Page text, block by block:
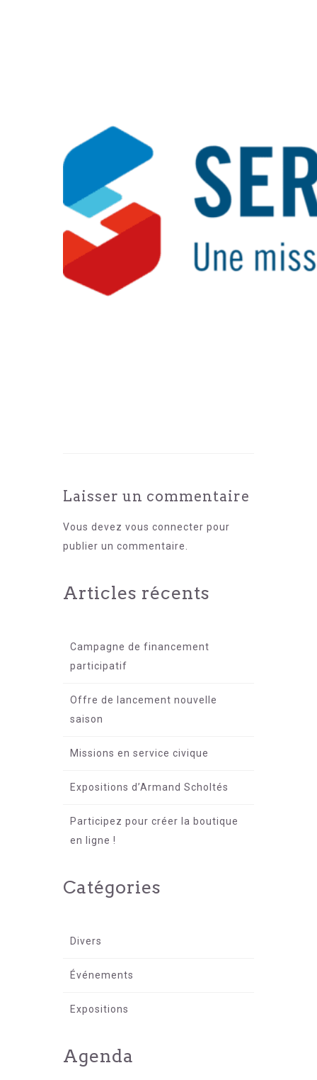
Laisser un commentaire
Vous devez vous connecter pour
publier un commentaire.
Articles récents
Campagne de financement
participatif
Offre de lancement nouvelle
saison
Missions en service civique
Expositions d’Armand Scholtés
Participez pour créer la boutique
en ligne !
Catégories
Divers
Événements
Expositions
Agenda